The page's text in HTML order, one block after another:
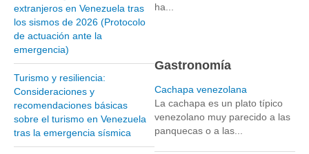
Zona Costera Venezolana
Amazonas
Barlovento
Delta Amacuro
Estado Sucre
La Colonia Tovar
La Gran Sabana
extranjeros en Venezuela tras
los sismos de 2026 (Protocolo
de actuación ante la
emergencia)
Turismo y resiliencia:
Consideraciones y
recomendaciones básicas
sobre el turismo en Venezuela
tras la emergencia sísmica
ha...
Gastronomía
Cachapa venezolana
La cachapa es un plato típico
venezolano muy parecido a las
panquecas o a las...